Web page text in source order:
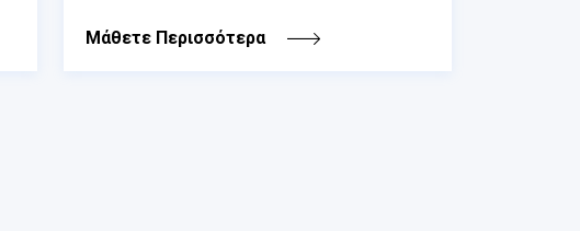
Μάθετε Περισσότερα